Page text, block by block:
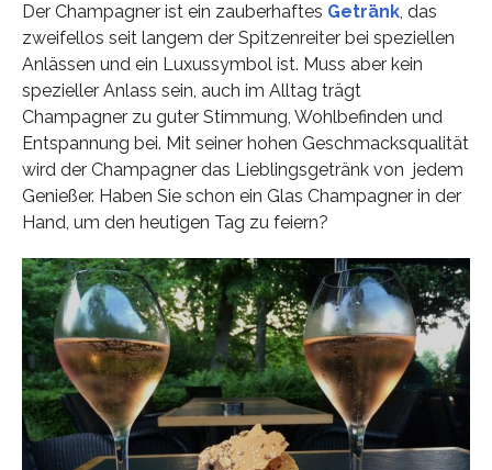
Der Champagner ist ein zauberhaftes Getränk, das
zweifellos seit langem der Spitzenreiter bei speziellen
Anlässen und ein Luxussymbol ist. Muss aber kein
spezieller Anlass sein, auch im Alltag trägt
Champagner zu guter Stimmung, Wohlbefinden und
Entspannung bei. Mit seiner hohen Geschmacksqualität
wird der Champagner das Lieblingsgetränk von jedem
Genießer. Haben Sie schon ein Glas Champagner in der
Hand, um den heutigen Tag zu feiern?